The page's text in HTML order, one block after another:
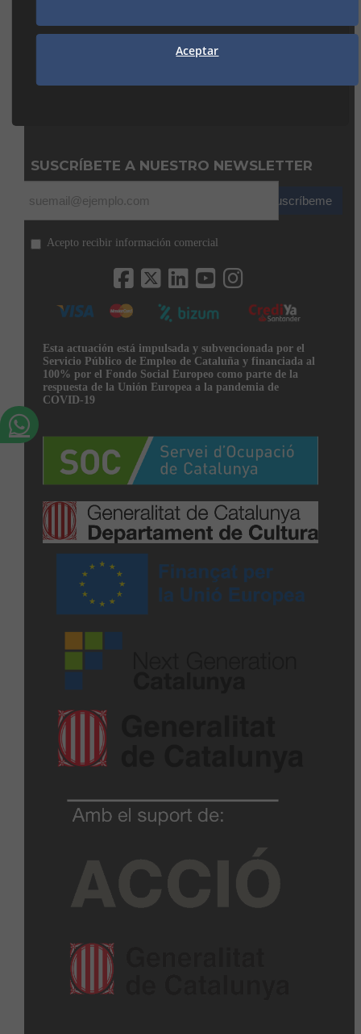
43850 CAMBRILS (Tarragona)
SUSCRÍBETE A NUESTRO NEWSLETTER
Suscríbeme
Acepto recibir información comercial
Esta actuación está impulsada y subvencionada por el
Servicio Público de Empleo de Cataluña y financiada al
100% por el Fondo Social Europeo como parte de la
respuesta de la Unión Europea a la pandemia de
COVID-19
Aceptar